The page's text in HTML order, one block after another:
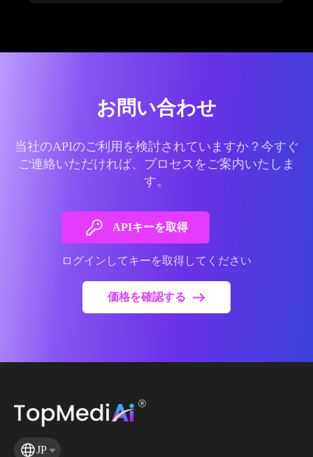
お問い合わせ
当社のAPIのご利用を検討されていますか？今すぐ
ご連絡いただければ、プロセスをご案内いたしま
す。
APIキーを取得
ログインしてキーを取得してください
価格を確認する
JP